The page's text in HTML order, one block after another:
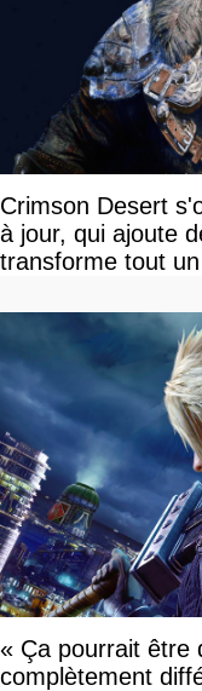
Crimson Desert
à jour, qui ajoute
transforme tout
« Ça pourrait être
complètement